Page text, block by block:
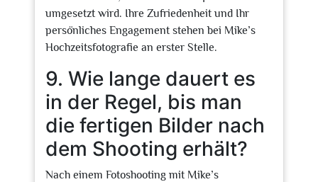
umgesetzt wird. Ihre Zufriedenheit und Ihr
persönliches Engagement stehen bei Mike’s
Hochzeitsfotografie an erster Stelle.
9. Wie lange dauert es
in der Regel, bis man
die fertigen Bilder nach
dem Shooting erhält?
Nach einem Fotoshooting mit Mike’s